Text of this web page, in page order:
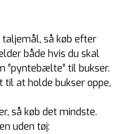
taljemål, så køb efter
både hvis du skal
til bukser.
at holde bukser oppe,
så køb det mindste.
uden tøj: